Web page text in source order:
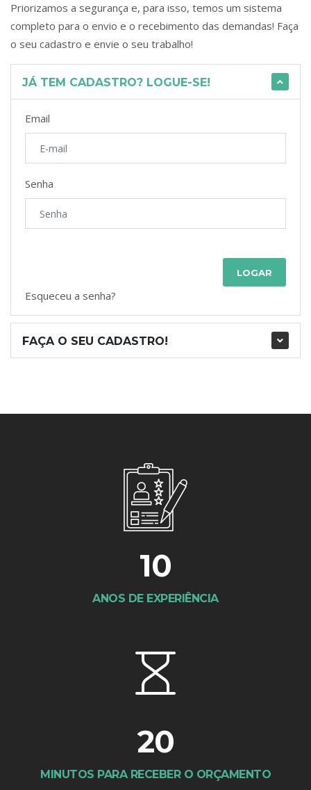
Priorizamos a segurança e, para isso, temos um sistema
completo para o envio e o recebimento das demandas! Faça
o seu cadastro e envie o seu trabalho!
JÁ TEM CADASTRO? LOGUE-SE!
Email
Senha
LOGAR
Esqueceu a senha?
FAÇA O SEU CADASTRO!
10
ANOS DE EXPERIÊNCIA
20
MINUTOS PARA RECEBER O ORÇAMENTO